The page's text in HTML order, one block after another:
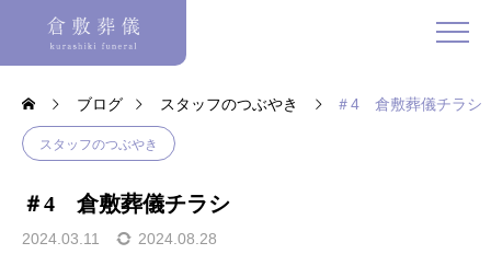
ブログ スタッフのつぶやき ＃4 倉敷葬儀チラシ
スタッフのつぶやき
＃4 倉敷葬儀チラシ
2024.03.11 2024.08.28